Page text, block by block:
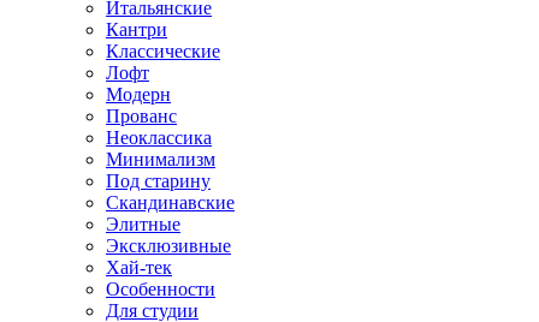
Итальянские
Кантри
Классические
Лофт
Модерн
Прованс
Неоклассика
Минимализм
Под старину
Скандинавские
Элитные
Эксклюзивные
Хай-тек
Особенности
Для студии